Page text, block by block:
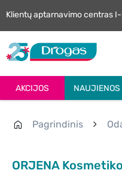
Klientų aptarnavimo centras
AKCIJOS NAUJIENOS
Pagrindinis
ORJENA